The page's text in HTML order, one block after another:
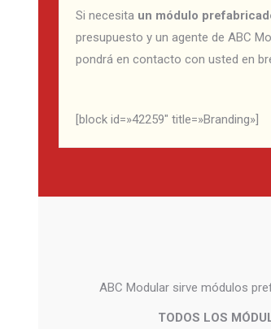
Si necesita un módulo
presupuesto y un agente de ABC
pondrá en contacto con usted en
[block id=»42259″ title=»Branding»]
ABC Modular sirve módulos
TODOS LOS